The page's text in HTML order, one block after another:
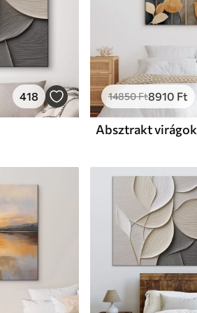
418 14850Ft8910 Ft
Absztrakt virágok